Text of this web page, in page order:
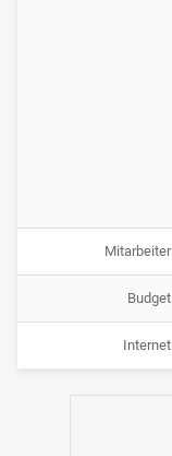
Mitarbeiter
Budget
Internet